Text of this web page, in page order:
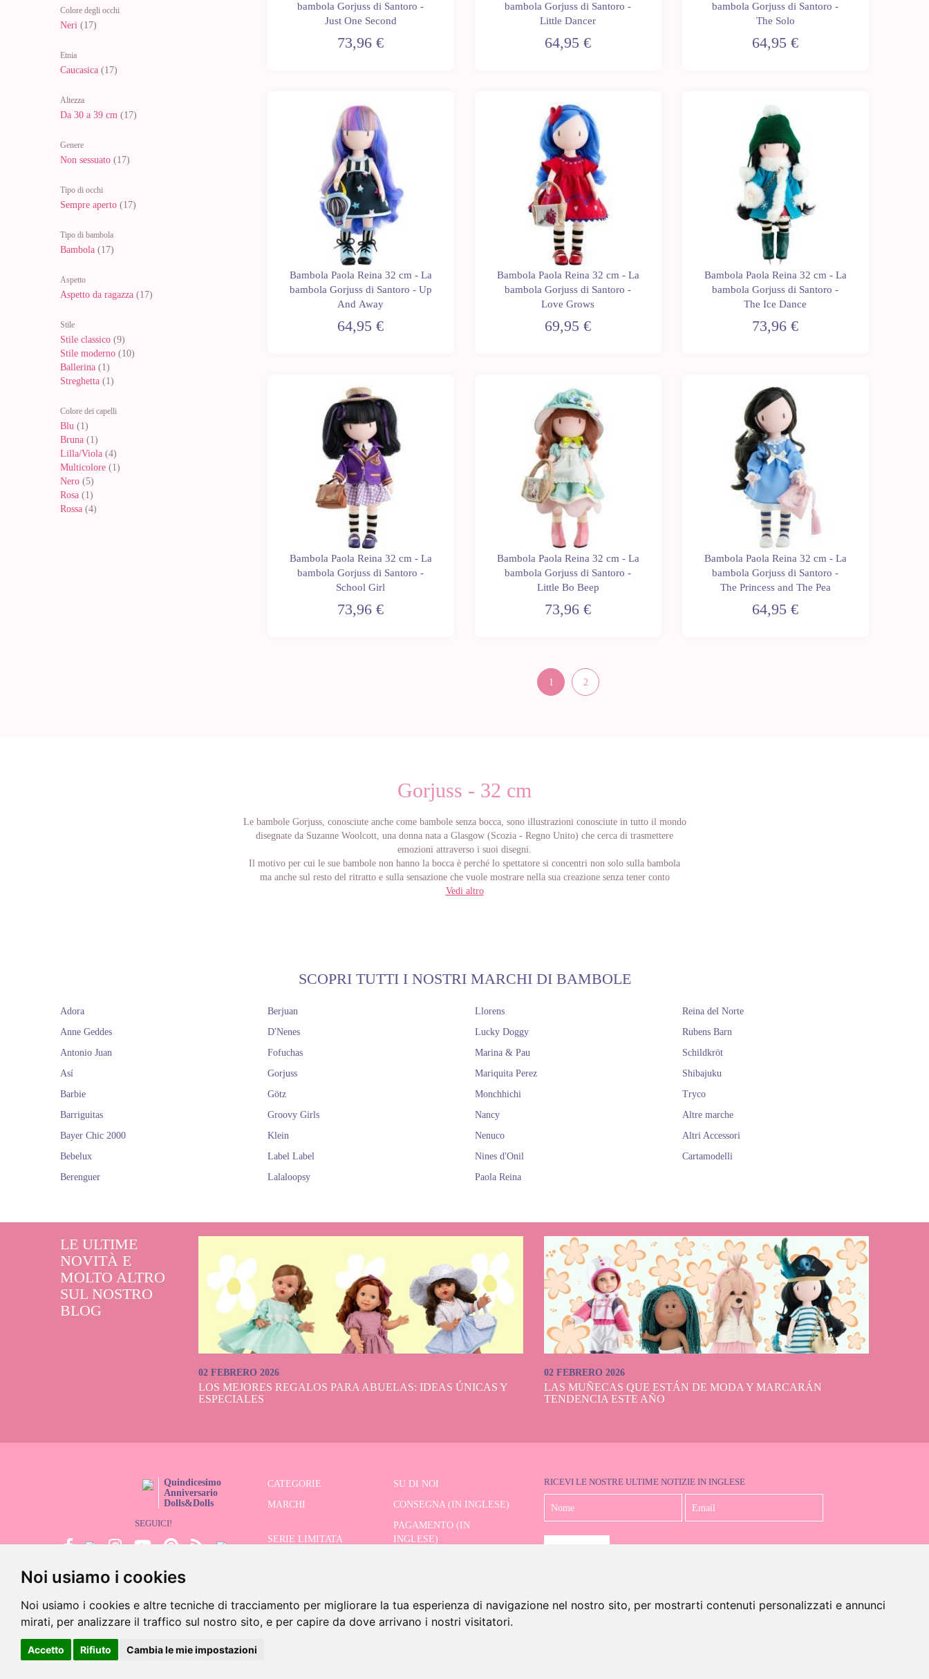
Noi usiamo i cookies
Noi usiamo i cookies e altre tecniche di tracciamento per migliorare la tua esperienza di navigazione nel nostro sito, per mostrarti contenuti personalizzati e annunci
mirati, per analizzare il traffico sul nostro sito, e per capire da dove arrivano i nostri visitatori.
Accetto Rifiuto Cambia le mie impostazioni
Colore degli occhi
Neri (17)
Etnia
Caucasica (17)
Altezza
Da 30 a 39 cm (17)
Genere
Non sessuato (17)
Tipo di occhi
Sempre aperto (17)
Tipo di bambola
Bambola (17)
Aspetto
Aspetto da ragazza (17)
Stile
Stile classico (9)
Stile moderno (10)
Ballerina (1)
Streghetta (1)
Colore dei capelli
Blu (1)
Bruna (1)
Lilla/Viola (4)
Multicolore (1)
Nero (5)
Rosa (1)
Rossa (4)
bambola Gorjuss di Santoro -
Just One Second
73,96 €
bambola Gorjuss di Santoro -
Little Dancer
64,95 €
bambola Gorjuss di Santoro -
The Solo
64,95 €
Bambola Paola Reina 32 cm - La
bambola Gorjuss di Santoro - Up
And Away
64,95 €
Bambola Paola Reina 32 cm - La
bambola Gorjuss di Santoro -
Love Grows
69,95 €
Bambola Paola Reina 32 cm - La
bambola Gorjuss di Santoro -
The Ice Dance
73,96 €
Bambola Paola Reina 32 cm - La
bambola Gorjuss di Santoro -
School Girl
73,96 €
Bambola Paola Reina 32 cm - La
bambola Gorjuss di Santoro -
Little Bo Beep
73,96 €
Bambola Paola Reina 32 cm - La
bambola Gorjuss di Santoro -
The Princess and The Pea
64,95 €
1 2
Gorjuss - 32 cm
Le bambole Gorjuss, conosciute anche come bambole senza bocca, sono illustrazioni conosciute in tutto il mondo
disegnate da Suzanne Woolcott, una donna nata a Glasgow (Scozia - Regno Unito) che cerca di trasmettere
emozioni attraverso i suoi disegni.
Il motivo per cui le sue bambole non hanno la bocca è perché lo spettatore si concentri non solo sulla bambola
ma anche sul resto del ritratto e sulla sensazione che vuole mostrare nella sua creazione senza tener conto
dell'espressione facciale.
Vedi altro
SCOPRI TUTTI I NOSTRI MARCHI DI BAMBOLE
Adora
Anne Geddes
Antonio Juan
Así
Barbie
Barriguitas
Bayer Chic 2000
Bebelux
Berenguer
Berjuan
D'Nenes
Fofuchas
Gorjuss
Götz
Groovy Girls
Klein
Label Label
Lalaloopsy
Llorens
Lucky Doggy
Marina & Pau
Mariquita Perez
Monchhichi
Nancy
Nenuco
Nines d'Onil
Paola Reina
Reina del Norte
Rubens Barn
Schildkröt
Shibajuku
Tryco
Altre marche
Altri Accessori
Cartamodelli
LE ULTIME
NOVITÀ E
MOLTO ALTRO
SUL NOSTRO
BLOG
02 FEBRERO 2026
LOS MEJORES REGALOS PARA ABUELAS: IDEAS ÚNICAS Y
ESPECIALES
02 FEBRERO 2026
LAS MUÑECAS QUE ESTÁN DE MODA Y MARCARÁN
TENDENCIA ESTE AÑO
Quindicesimo
Anniversario
Dolls&Dolls
SEGUICI!
CATEGORIE
SU DI NOI
MARCHI
CONSEGNA (IN INGLESE)
SERIE LIMITATA
PAGAMENTO (IN
INGLESE)
RICEVI LE NOSTRE ULTIME NOTIZIE IN INGLESE
©2026 Dolls And Dolls. Tutti i diritti riservati.